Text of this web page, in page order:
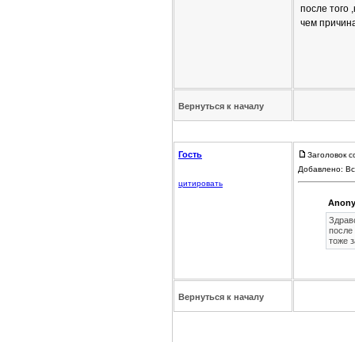
после того
чем
Вернуться к началу
Гость
цитировать
Заголовок
Добавлено:
после
тоже
Вернуться к началу